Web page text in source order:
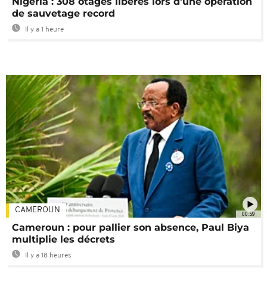
de sauvetage record
Il y a 1 heure
00:59
CAMEROUN
Cameroun : pour pallier son absence, Paul Biya
multiplie les décrets
Il y a 18 heures